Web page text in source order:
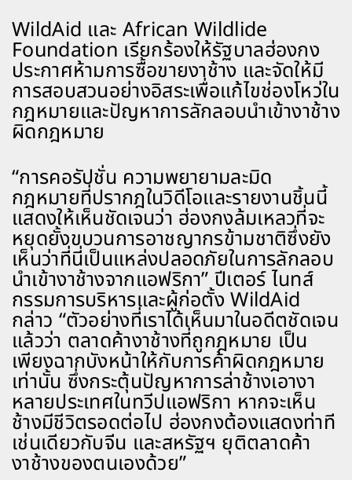
WildAid และ African Wildlide
Foundation เรียกร้องให้รัฐบาลฮ่องกง
ประกาศห้ามการซื้อขายงาช้าง และจัดให้มี
การสอบสวนอย่างอิสระเพื่อแก้ไขช่องโหว่ใน
กฎหมายและปัญหาการลักลอบนำเข้างาช้าง
ผิดกฎหมาย
“การคอรัปชั่น ความพยายามละมิด
กฎหมายที่ปรากฎในวิดีโอและรายงานชิ้นนี้
แสดงให้เห็นชัดเจนว่า ฮ่องกงล้มเหลวที่จะ
หยุดยั้งขบวนการอาชญากรข้ามชาติซึ่งยัง
เห็นว่าที่นี่เป็นแหล่งปลอดภัยในการลักลอบ
นำเข้างาช้างจากแอฟริกา” ปีเตอร์ ไนทส์
กรรมการบริหารและผู้ก่อตั้ง WildAid
กล่าว “ตัวอย่างที่เราได้เห็นมาในอดีตชัดเจน
แล้วว่า ตลาดค้างาช้างที่ถูกฎหมาย เป็น
เพียงฉากบังหน้าให้กับการค้าผิดกฎหมาย
เท่านั้น ซึ่งกระตุ้นปัญหาการล่าช้างเอางา
หลายประเทศในทวีปแอฟริกา หากจะเห็น
ช้างมีชีวิตรอดต่อไป ฮ่องกงต้องแสดงท่าที
เช่นเดียวกับจีน และสหรัฐฯ ยุติตลาดค้า
งาช้างของตนเองด้วย”